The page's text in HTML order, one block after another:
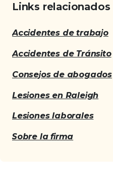
Links relacionados
Accidentes de trabajo
Accidentes de Tránsito
Consejos de abogados
Lesiones en Raleigh
Lesiones laborales
Sobre la firma